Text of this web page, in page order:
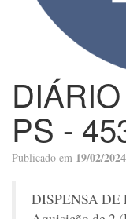
PS -
Publicado em 19/02/2024
DISPENSA DE